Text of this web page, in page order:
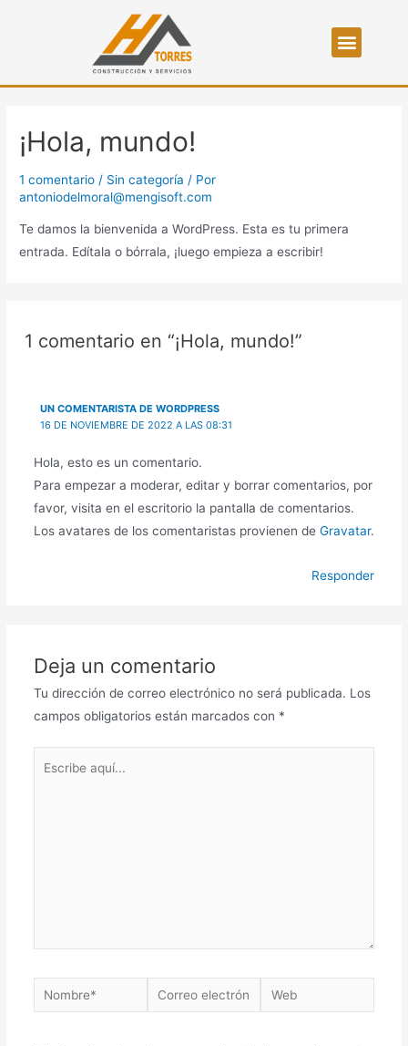
¡Hola, mundo!
1 comentario / Sin categoría / Por
antoniodelmoral@mengisoft.com
Te damos la bienvenida a WordPress. Esta es tu primera
entrada. Edítala o bórrala, ¡luego empieza a escribir!
1 comentario en “¡Hola, mundo!”
UN COMENTARISTA DE WORDPRESS
16 DE NOVIEMBRE DE 2022 A LAS 08:31
Hola, esto es un comentario.
Para empezar a moderar, editar y borrar comentarios, por
favor, visita en el escritorio la pantalla de comentarios.
Los avatares de los comentaristas provienen de Gravatar.
Responder
Deja un comentario
Tu dirección de correo electrónico no será publicada. Los
campos obligatorios están marcados con *